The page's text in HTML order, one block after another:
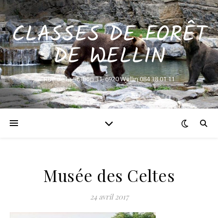
CLASSES DE FORÊT
DE WELLIN
Rue de la Station 31, 6920 Wellin 084 38 01 11
Musée des Celtes
24 avril 2017